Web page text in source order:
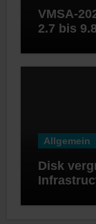
VMSA-
2.7 bis
Allgemein
Disk